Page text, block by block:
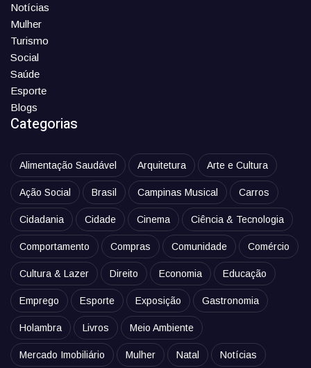
Notícias
Mulher
Turismo
Social
Saúde
Esporte
Blogs
Categorias
Alimentação Saudável Arquitetura Arte e Cultura
Ação Social Brasil Campinas Musical Carros
Cidadania Cidade Cinema Ciência & Tecnologia
Comportamento Compras Comunidade Comércio
Cultura & Lazer Direito Economia Educação
Emprego Esporte Exposição Gastronomia
Holambra Livros Meio Ambiente
Mercado Imobiliário Mulher Natal Notícias